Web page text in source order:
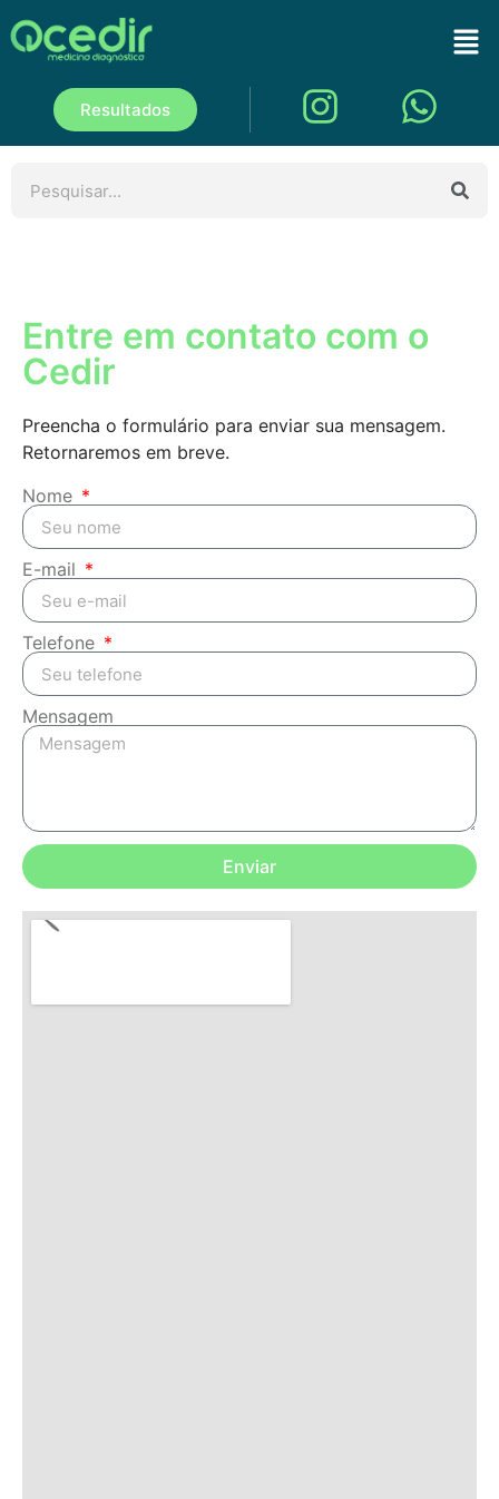
Resultados
Entre em contato com o
Cedir
Preencha o formulário para enviar sua mensagem.
Retornaremos em breve.
Nome
E-mail
Telefone
Mensagem
Enviar